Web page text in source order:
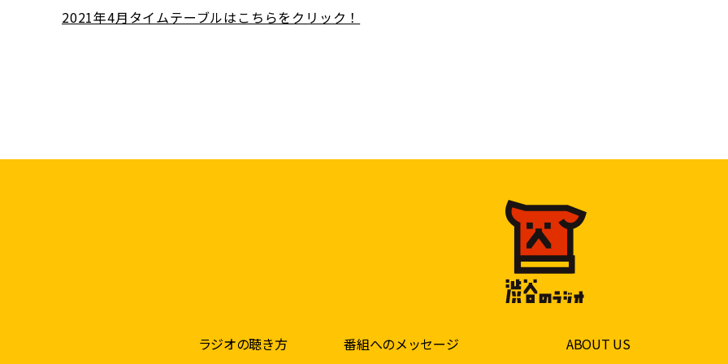
2021年4月タイムテーブルはこちらをクリック！
ラジオの聴き方
番組へのメッセージ
ABOUT US